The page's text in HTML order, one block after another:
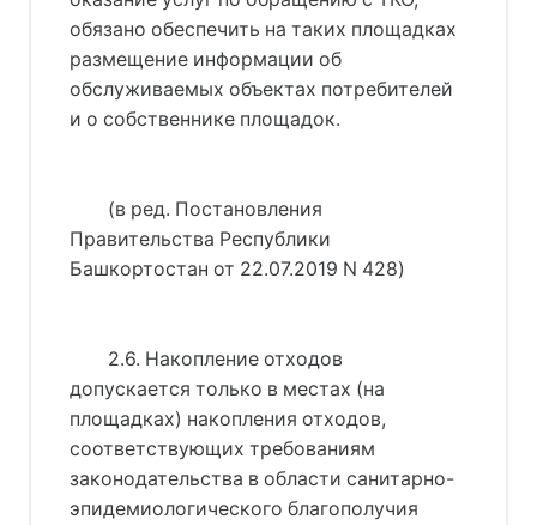
обязано обеспечить на таких площадках
размещение информации об
обслуживаемых объектах потребителей
и о собственнике площадок.
(в ред. Постановления
Правительства Республики
Башкортостан от 22.07.2019 N 428)
2.6. Накопление отходов
допускается только в местах (на
площадках) накопления отходов,
соответствующих требованиям
законодательства в области санитарно-
эпидемиологического благополучия